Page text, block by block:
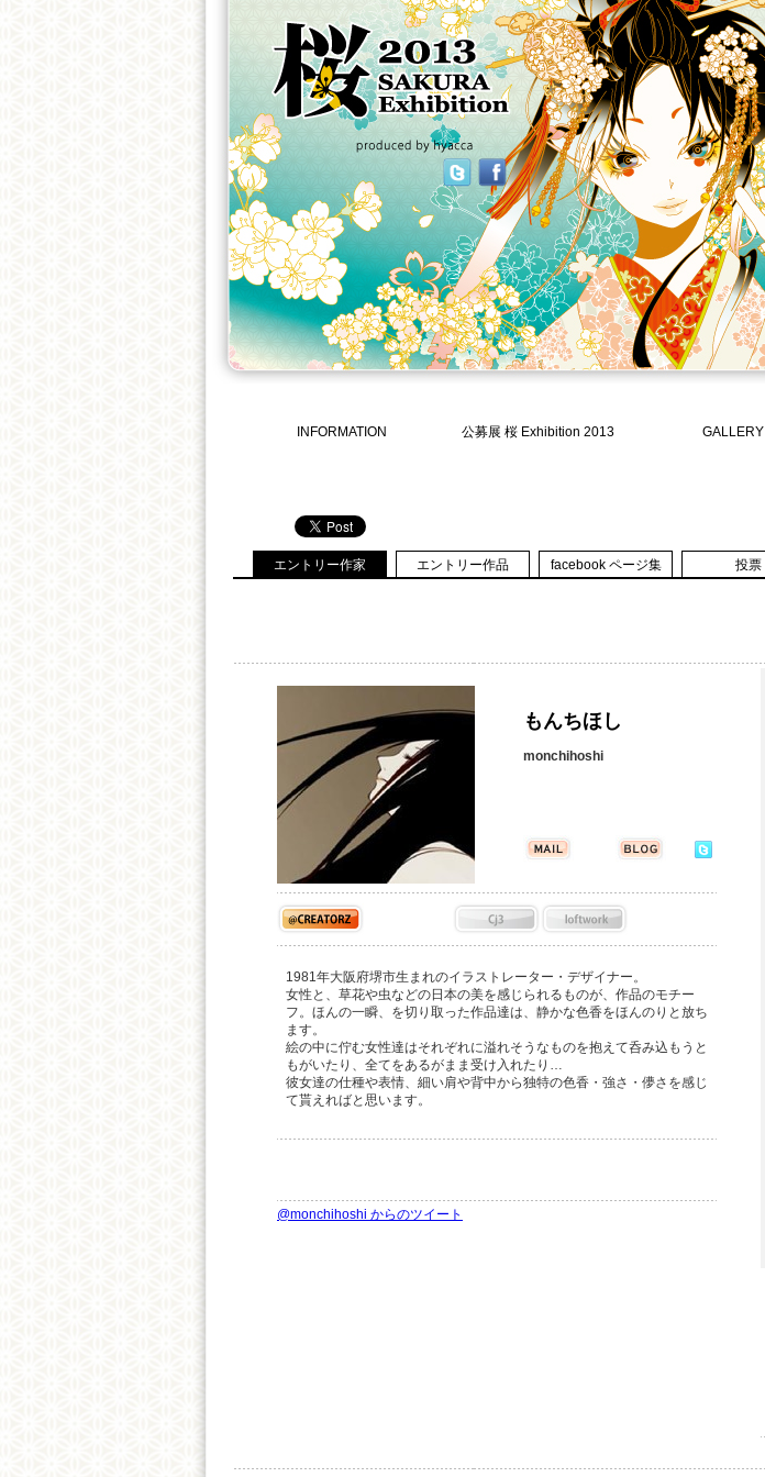
INFORMATION 公募展 桜 Exhibition 2013 GALLERY
エントリー作家 エントリー作品 facebook ページ集 投票
もんちほし
monchihoshi
1981年大阪府堺市生まれのイラストレーター・デザイナー。
女性と、草花や虫などの日本の美を感じられるものが、作品のモチー
フ。ほんの一瞬、を切り取った作品達は、静かな色香をほんのりと放ち
ます。
絵の中に佇む女性達はそれぞれに溢れそうなものを抱えて呑み込もうと
もがいたり、全てをあるがまま受け入れたり…
彼女達の仕種や表情、細い肩や背中から独特の色香・強さ・儚さを感じ
て貰えればと思います。
@monchihoshi からのツイート